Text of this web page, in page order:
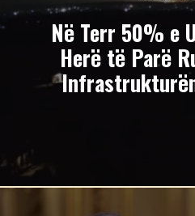
Në Terr 50% e
Herë të Parë